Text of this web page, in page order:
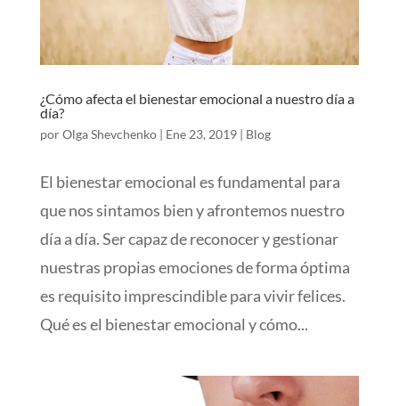
¿Cómo afecta el bienestar emocional a nuestro día a
día?
porOlga Shevchenko| Ene 23, 2019| Blog
El bienestar emocional es fundamental para
que nos sintamos bien y afrontemos nuestro
día a día. Ser capaz de reconocer y gestionar
nuestras propias emociones de forma óptima
es requisito imprescindible para vivir felices.
Qué es el bienestar emocional y cómo...